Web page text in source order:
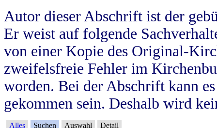
Autor dieser Abschrift ist der
Er weist auf folgende
von einer Kopie des Original-
zweifelsfreie Fehler im
worden. Bei der Abschrift kann
gekommen sein. Deshalb wird
Alles Suchen Auswahl Detail